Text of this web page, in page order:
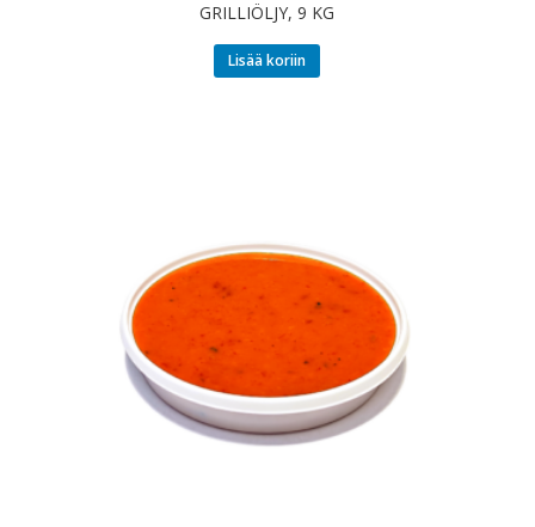
GRILLIÖLJY, 9 KG
Lisää koriin